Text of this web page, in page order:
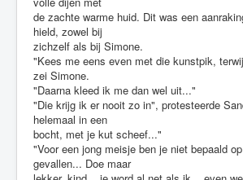
de zachte warme huid. Dit was een
hield, zowel bij
zichzelf als bij Simone.
"Kees me eens even met die kunstpik,
zei Simone.
"Daarna kleed ik me dan wel uit..."
"Die krijg ik er nooit zo in", protesteerde
helemaal in een
bocht, met je kut scheef..."
"Voor een jong meisje ben je niet bepaald
gevallen... Doe maar